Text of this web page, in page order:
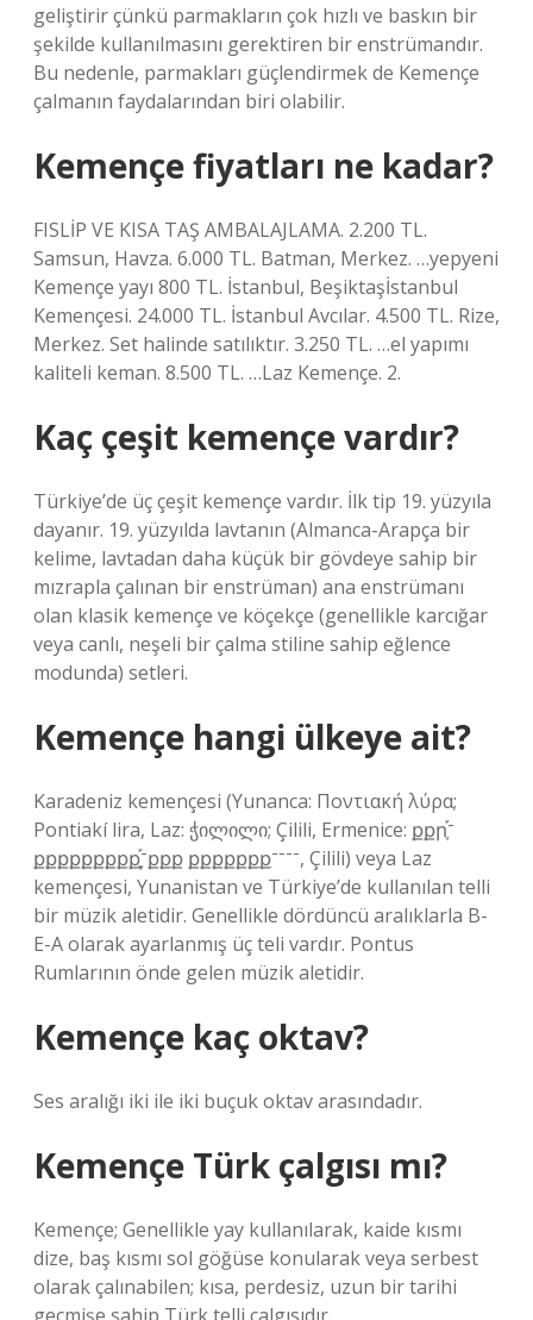
geliştirir çünkü parmakların çok hızlı ve baskın bir
şekilde kullanılmasını gerektiren bir enstrümandır.
Bu nedenle, parmakları güçlendirmek de Kemençe
çalmanın faydalarından biri olabilir.
Kemençe fiyatları ne kadar?
FISLİP VE KISA TAŞ AMBALAJLAMA. 2.200 TL.
Samsun, Havza. 6.000 TL. Batman, Merkez. …yepyeni
Kemençe yayı 800 TL. İstanbul, Beşiktaşİstanbul
Kemençesi. 24.000 TL. İstanbul Avcılar. 4.500 TL. Rize,
Merkez. Set halinde satılıktır. 3.250 TL. …el yapımı
kaliteli keman. 8.500 TL. …Laz Kemençe. 2.
Kaç çeşit kemençe vardır?
Türkiye’de üç çeşit kemençe vardır. İlk tip 19. yüzyıla
dayanır. 19. yüzyılda lavtanın (Almanca-Arapça bir
kelime, lavtadan daha küçük bir gövdeye sahip bir
mızrapla çalınan bir enstrüman) ana enstrümanı
olan klasik kemençe ve köçekçe (genellikle karcığar
veya canlı, neşeli bir çalma stiline sahip eğlence
modunda) setleri.
Kemençe hangi ülkeye ait?
Karadeniz kemençesi (Yunanca: Ποντιακή λύρα;
Pontiakí lira, Laz: ჭილილი; Çilili, Ermenice: քքրִֶ֡־
քքքքքքքքքִֶ֡־ָքքִք քքքքքքִքִ־־־־, Çilili) veya Laz
kemençesi, Yunanistan ve Türkiye’de kullanılan telli
bir müzik aletidir. Genellikle dördüncü aralıklarla B-
E-A olarak ayarlanmış üç teli vardır. Pontus
Rumlarının önde gelen müzik aletidir.
Kemençe kaç oktav?
Ses aralığı iki ile iki buçuk oktav arasındadır.
Kemençe Türk çalgısı mı?
Kemençe; Genellikle yay kullanılarak, kaide kısmı
dize, baş kısmı sol göğüse konularak veya serbest
olarak çalınabilen; kısa, perdesiz, uzun bir tarihi